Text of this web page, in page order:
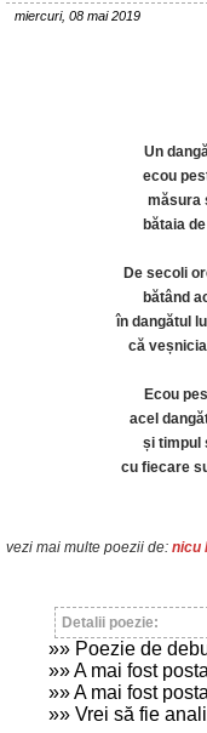
miercuri, 08 mai 2019
Un
ecou
măsura
bătaia
De secoli
bătând
în dangătul
că
Ecou
acel
și timpul
cu fiecare
vezi mai multe poezii de: nicu
Detalii poezie:
»» Poezie de
»» A mai fost
»» A mai fost
»» Vrei să fie